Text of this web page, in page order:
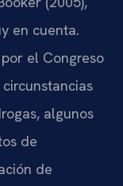
en cuenta.
el Congreso
algunos
de
de